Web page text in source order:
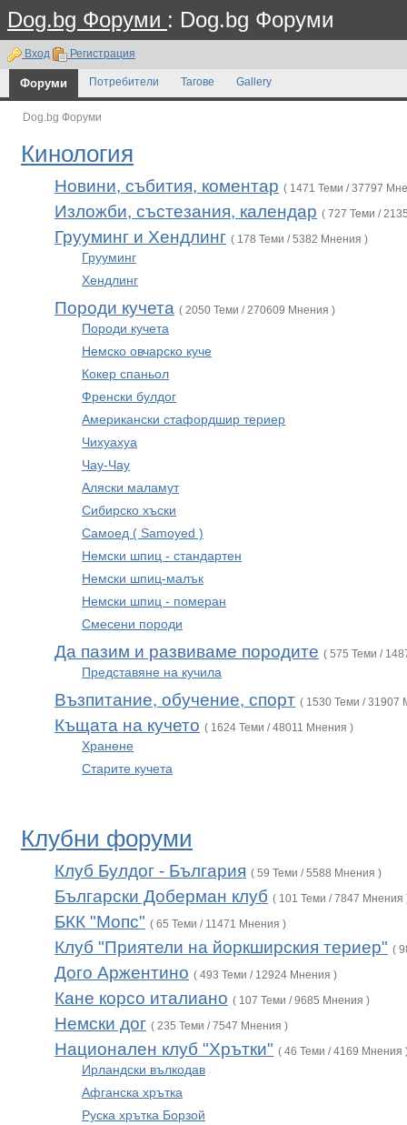
Dog.bg Форуми : Dog.bg Форуми
Вход Регистрация
Форуми Потребители Тагове Gallery
Dog.bg Форуми
Кинология
Новини, събития, коментар ( 1471 Теми / 37797
Изложби, състезания, календар ( 727 Теми /
Грууминг и Хендлинг ( 178 Теми / 5382 Мнения )
Грууминг
Хендлинг
Породи кучета ( 2050 Теми / 270609 Мнения )
Породи кучета
Немско овчарско куче
Кокер спаньол
Френски булдог
Американски стафордшир териер
Чихуахуа
Чау-Чау
Аляски маламут
Сибирско хъски
Самоед ( Samoyed )
Немски шпиц - стандартен
Немски шпиц-малък
Немски шпиц - померан
Смесени породи
Да пазим и развиваме породите ( 575 Теми /
Представяне на кучила
Възпитание, обучение, спорт ( 1530 Теми / 31907
Къщата на кучето ( 1624 Теми / 48011 Мнения )
Хранене
Старите кучета
Клубни форуми
Клуб Булдог - България ( 59 Теми / 5588 Мнения )
Български Доберман клуб ( 101 Теми / 7847 Мнения
БКК "Мопс" ( 65 Теми / 11471 Мнения )
Клуб "Приятели на йоркширския териер" (
Дого Аржентино ( 493 Теми / 12924 Мнения )
Кане корсо италиано ( 107 Теми / 9685 Мнения )
Немски дог ( 235 Теми / 7547 Мнения )
Национален клуб "Хрътки" ( 46 Теми / 4169 Мнения
Ирландски вълкодав
Афганска хрътка
Руска хрътка Борзой